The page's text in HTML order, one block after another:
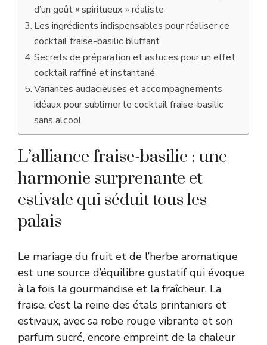
d’un goût « spiritueux » réaliste
Les ingrédients indispensables pour réaliser ce
cocktail fraise-basilic bluffant
Secrets de préparation et astuces pour un effet
cocktail raffiné et instantané
Variantes audacieuses et accompagnements
idéaux pour sublimer le cocktail fraise-basilic
sans alcool
L’alliance fraise-basilic : une
harmonie surprenante et
estivale qui séduit tous les
palais
Le mariage du fruit et de l’herbe aromatique
est une source d’équilibre gustatif qui évoque
à la fois la gourmandise et la fraîcheur. La
fraise, c’est la reine des étals printaniers et
estivaux, avec sa robe rouge vibrante et son
parfum sucré, encore empreint de la chaleur